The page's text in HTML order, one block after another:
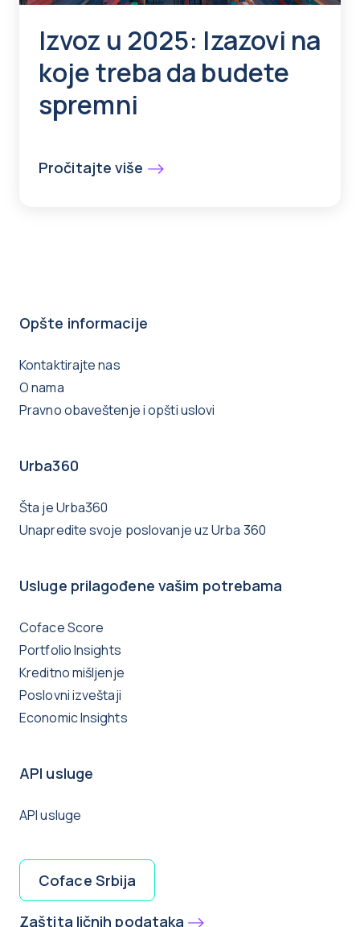
Izvoz u 2025: Izazovi na
koje treba da budete
spremni
Pročitajte više
Opšte informacije
Kontaktirajte nas
O nama
Pravno obaveštenje i opšti uslovi
Urba360
Šta je Urba360
Unapredite svoje poslovanje uz Urba 360
Usluge prilagođene vašim potrebama
Coface Score
Portfolio Insights
Kreditno mišljenje
Poslovni izveštaji
Economic Insights
API usluge
API usluge
Coface Srbija
Zaštita ličnih podataka